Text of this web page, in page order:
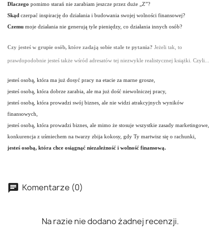
Dlaczego pomimo starań nie zarabiam jeszcze przez duże „Z”?
Skąd czerpać inspirację do działania i budowania swojej wolności finansowej?
Czemu moje działania nie generują tyle pieniędzy, co działania innych osób?
Czy jesteś w grupie osób, które zadają sobie stale te pytania? Jeżeli tak, to
prawdopodobnie jesteś także wśród adresatów tej niezwykle realistycznej książki. Czyli...
jesteś osobą, która ma już dosyć pracy na etacie za marne grosze,
jesteś osobą, która dobrze zarabia, ale ma już dość niewolniczej pracy,
jesteś osobą, która prowadzi swój biznes, ale nie widzi atrakcyjnych wyników
finansowych,
jesteś osobą, która prowadzi biznes, ale mimo że stosuje wszystkie zasady marketingowe,
konkurencja z uśmiechem na twarzy zbija kokosy, gdy Ty martwisz się o rachunki,
jesteś osobą, która chce osiągnąć niezależność i wolność finansową.
Komentarze (0)
Na razie nie dodano żadnej recenzji.